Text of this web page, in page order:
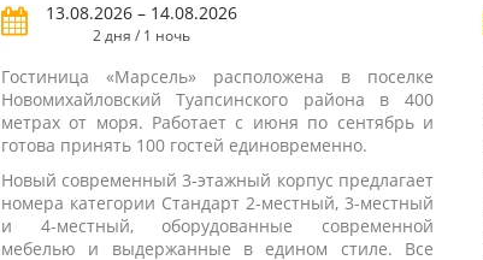
13.08.2026 – 14.08.2026
2 дня / 1 ночь
Гостиница «Марсель» расположена в поселке
Новомихайловский Туапсинского района в 400
метрах от моря. Работает с июня по сентябрь и
готова принять 100 гостей единовременно.
Новый современный 3-этажный корпус предлагает
номера категории Стандарт 2-местный, 3-местный
и 4-местный, оборудованные современной
мебелью и выдержанные в едином стиле. Все